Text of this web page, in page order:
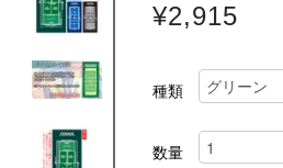
¥2,915
種類
数量